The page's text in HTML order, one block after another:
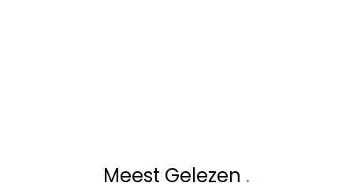
Meest Gelezen .